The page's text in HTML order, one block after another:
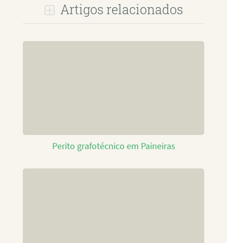
Artigos relacionados
Perito grafotécnico em Paineiras